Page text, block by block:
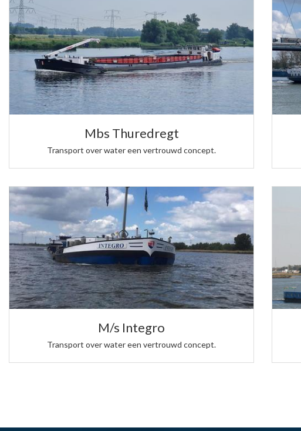
Mbs Thuredregt
Transport over water een vertrouwd concept.
M/s Integro
Transport over water een vertrouwd concept.